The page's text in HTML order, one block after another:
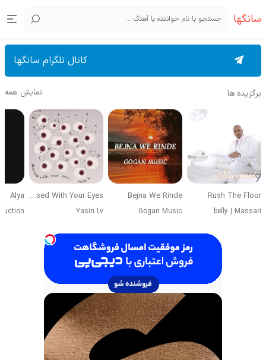
سانگها
کانال تلگرام سانگها
برگزیده ها نمایش همه
Rush The Floor
belly | Massari
Bejna We Rinde
Gogan Music
Obsessed With Your Eyes
Yasin Lv
Alya